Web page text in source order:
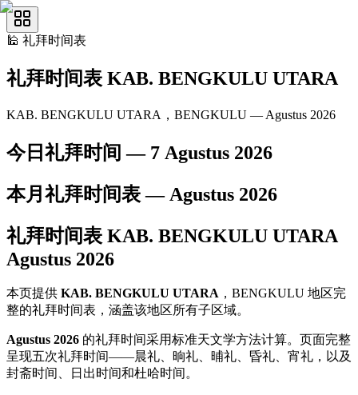
🕌 礼拜时间表
礼拜时间表 KAB. BENGKULU UTARA
KAB. BENGKULU UTARA，BENGKULU — Agustus 2026
今日礼拜时间 — 7 Agustus 2026
本月礼拜时间表 — Agustus 2026
礼拜时间表 KAB. BENGKULU UTARA
Agustus 2026
本页提供 KAB. BENGKULU UTARA ，BENGKULU 地区完
整的礼拜时间表，涵盖该地区所有子区域。
Agustus 2026 的礼拜时间采用标准天文学方法计算。页面完整
呈现五次礼拜时间——晨礼、晌礼、晡礼、昏礼、宵礼，以及
封斋时间、日出时间和杜哈时间。